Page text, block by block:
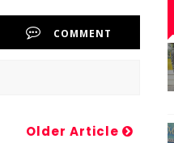
COMMENT
Older Article